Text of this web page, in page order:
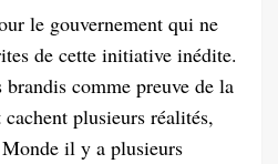
le gouvernement qui ne
de cette initiative inédite.
comme preuve de la
plusieurs réalités,
il y a plusieurs